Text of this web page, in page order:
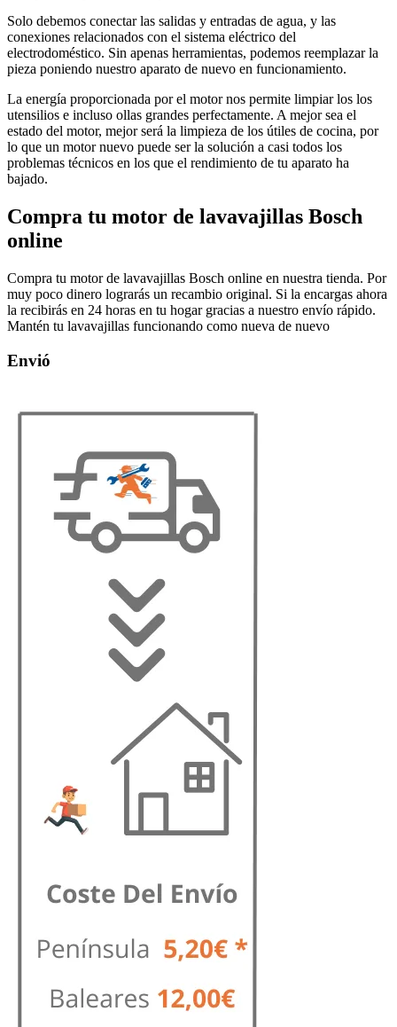
Solo debemos conectar las salidas y entradas de agua, y las
conexiones relacionados con el sistema eléctrico del
electrodoméstico. Sin apenas herramientas, podemos reemplazar la
pieza poniendo nuestro aparato de nuevo en funcionamiento.
La energía proporcionada por el motor nos permite limpiar los los
utensilios e incluso ollas grandes perfectamente. A mejor sea el
estado del motor, mejor será la limpieza de los útiles de cocina, por
lo que un motor nuevo puede ser la solución a casi todos los
problemas técnicos en los que el rendimiento de tu aparato ha
bajado.
Compra tu motor de lavavajillas Bosch
online
Compra tu motor de lavavajillas Bosch online en nuestra tienda. Por
muy poco dinero lograrás un recambio original. Si la encargas ahora
la recibirás en 24 horas en tu hogar gracias a nuestro envío rápido.
Mantén tu lavavajillas funcionando como nueva de nuevo
Envió